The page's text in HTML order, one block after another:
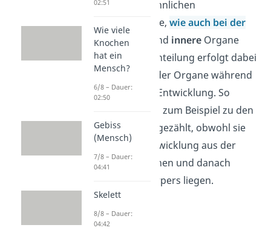
Du kannst die männlichen
Geschlechtsorgane, wie auch bei der
Frau, inäußere und innere Organe
unterteilen. Die Einteilung erfolgt dabei
anhand der Lage der Organe während
der embryonalen Entwicklung. So
werden die Hoden zum Beispiel zu den
inneren Organen gezählt, obwohl sie
am Ende ihrer Entwicklung aus der
Bauchhöhle rutschen und danach
außerhalb des Körpers liegen.
02:51
Wie viele
Knochen
hat ein
Mensch?
6/8 – Dauer:
02:50
Gebiss
(Mensch)
7/8 – Dauer:
04:41
Skelett
8/8 – Dauer:
04:42